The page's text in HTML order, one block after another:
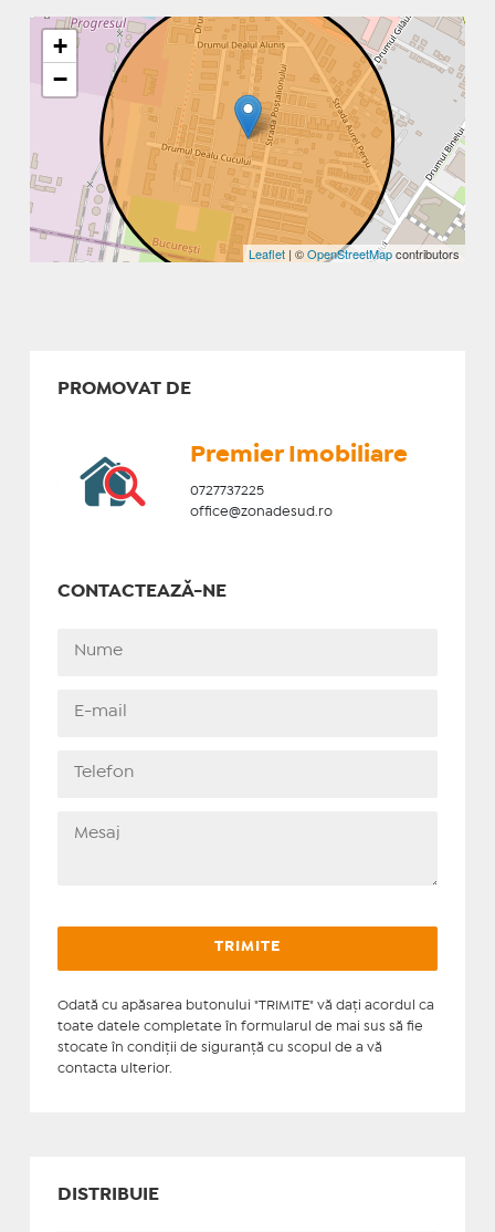
+
−
Leaflet | ©OpenStreetMapcontributors
PROMOVAT DE
Premier Imobiliare
0727737225
office@zonadesud.ro
CONTACTEAZĂ-NE
Odată cu apăsarea butonului "TRIMITE" vă daţi acordul ca
toate datele completate în formularul de mai sus să fie
stocate în condiţii de siguranţă cu scopul de a vă
contacta ulterior.
DISTRIBUIE